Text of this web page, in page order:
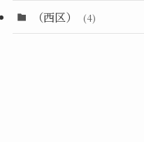
（西区） (4)